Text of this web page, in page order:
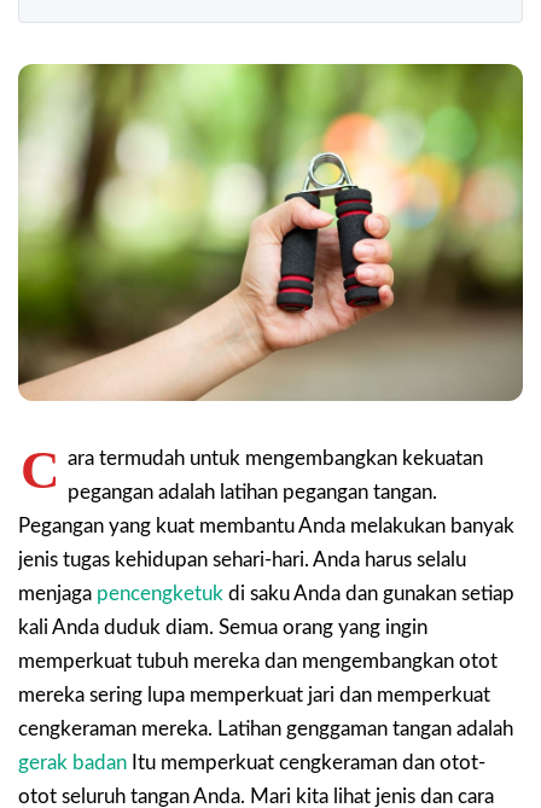
C ara termudah untuk mengembangkan kekuatan
pegangan adalah latihan pegangan tangan.
Pegangan yang kuat membantu Anda melakukan banyak
jenis tugas kehidupan sehari-hari. Anda harus selalu
menjaga pencengketuk di saku Anda dan gunakan setiap
kali Anda duduk diam. Semua orang yang ingin
memperkuat tubuh mereka dan mengembangkan otot
mereka sering lupa memperkuat jari dan memperkuat
cengkeraman mereka. Latihan genggaman tangan adalah
gerak badan Itu memperkuat cengkeraman dan otot-
otot seluruh tangan Anda. Mari kita lihat jenis dan cara